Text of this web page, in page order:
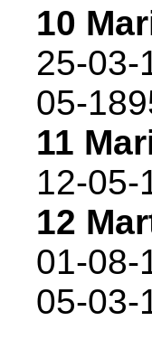
10
25-03-
05-
11
12-05-
12
01-08-
05-03-